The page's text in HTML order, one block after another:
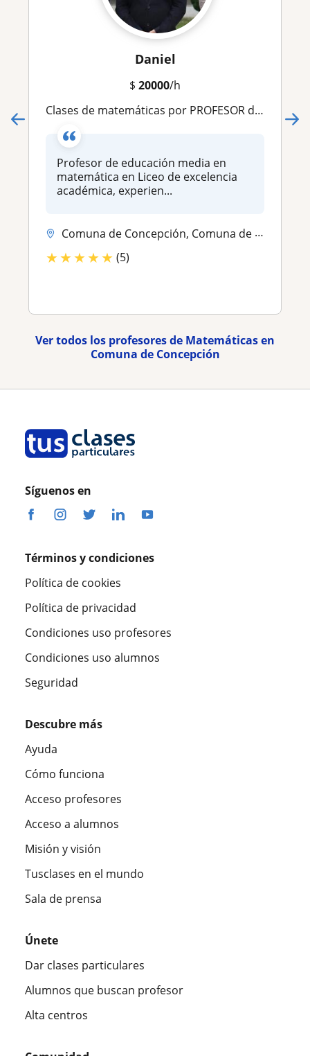
Daniel
$ 20000/h
Clases de matemáticas por PROFESOR de Liceo Bicentenario en Gran Concepción
Profesor de educación media en
matemática en Liceo de excelencia
académica, experien...
Comuna de Concepción, Comuna de Hualpén, Comuna de San Pedro de la Paz...
★★★★★ (5)
Ver todos los profesores de Matemáticas en
Comuna de Concepción
Síguenos en
Términos y condiciones
Política de cookies
Política de privacidad
Condiciones uso profesores
Condiciones uso alumnos
Seguridad
Descubre más
Ayuda
Cómo funciona
Acceso profesores
Acceso a alumnos
Misión y visión
Tusclases en el mundo
Sala de prensa
Únete
Dar clases particulares
Alumnos que buscan profesor
Alta centros